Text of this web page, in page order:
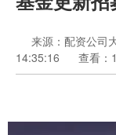
来源：配资公司
14:35:16
查看：